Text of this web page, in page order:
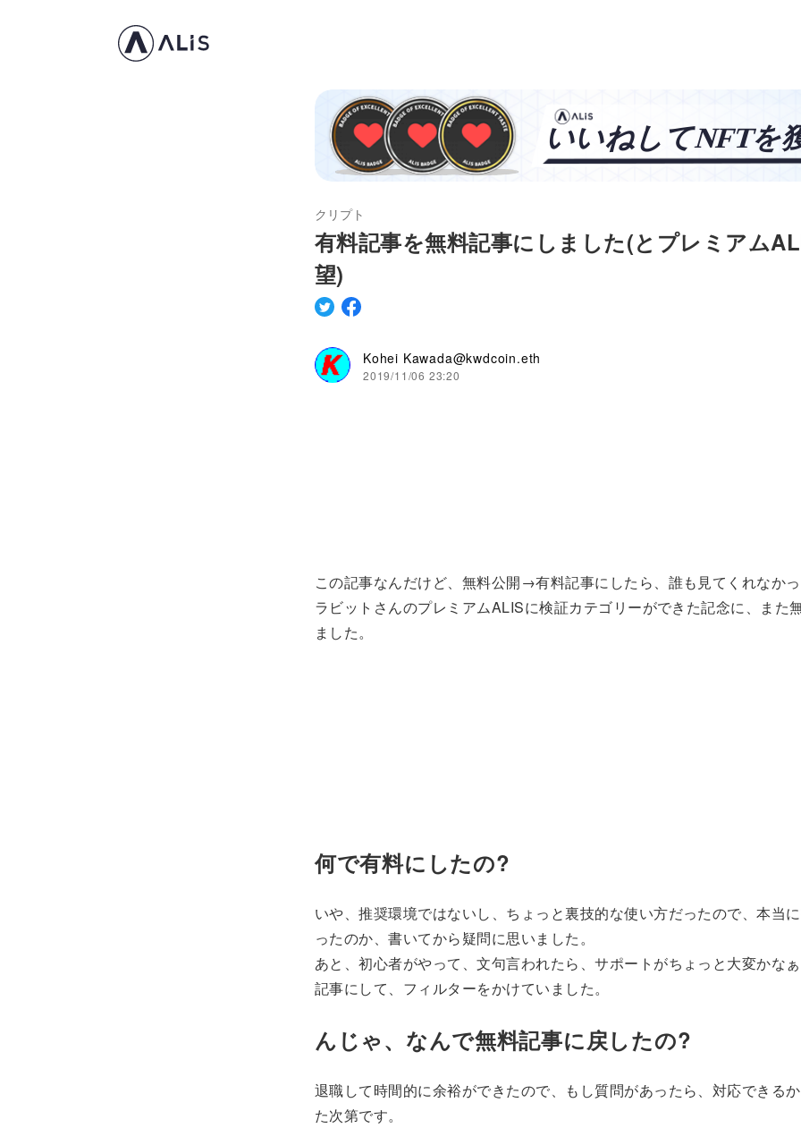
クリプト
有料記事を無料記事にしました(とプレミアム
望)
Kohei Kawada@kwdcoin.eth
2019/11/06 23:20
この記事なんだけど、無料公開→有料記事にしたら、誰も見てくれなか
ラビットさんのプレミアムALISに検証カテゴリーができた記念に、また
ました。
何で有料にしたの?
いや、推奨環境ではないし、ちょっと裏技的な使い方だったので、本当
ったのか、書いてから疑問に思いました。
あと、初心者がやって、文句言われたら、サポートがちょっと大変かな
記事にして、フィルターをかけていました。
んじゃ、なんで無料記事に戻したの?
退職して時間的に余裕ができたので、もし質問があったら、対応できる
た次第です。